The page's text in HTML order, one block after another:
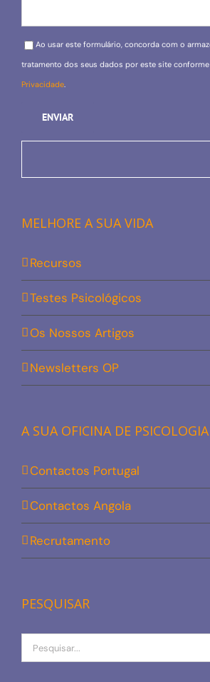
Please leave this field empty.
Ao usar este formulário, concorda com o
tratamento dos seus dados por este site
Privacidade.
MELHORE A SUA VIDA
Recursos
Testes Psicológicos
Os Nossos Artigos
Newsletters OP
A SUA OFICINA DE PSICOLOGIA
Contactos Portugal
Contactos Angola
Recrutamento
PESQUISAR
Procurar
por